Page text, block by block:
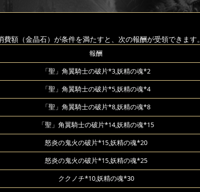
額（金晶石）が条件を満たすと、次の報酬が受領できます。
報酬
「聖」角翼騎士の破片*3,妖精の魂*2
「聖」角翼騎士の破片*5,妖精の魂*4
「聖」角翼騎士の破片*8,妖精の魂*8
「聖」角翼騎士の破片*14,妖精の魂*15
怒炎の鬼火の破片*15,妖精の魂*20
怒炎の鬼火の破片*15,妖精の魂*25
ククノチ*10,妖精の魂*30